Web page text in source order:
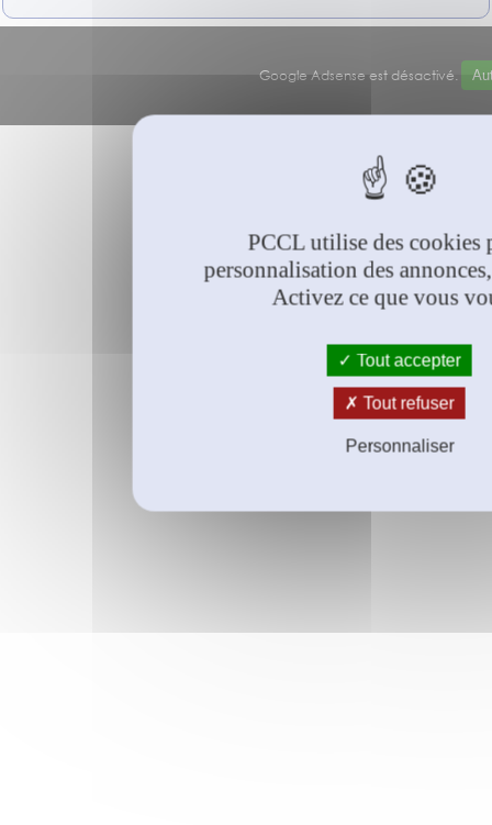
Google Adsense est désactivé.
PCCL utilise des cookies
personnalisation des
Activez ce que vous
Tout accepter
Tout refuser
Personnaliser